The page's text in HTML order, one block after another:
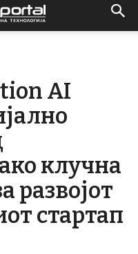
AI
клучна
развојот
стартап